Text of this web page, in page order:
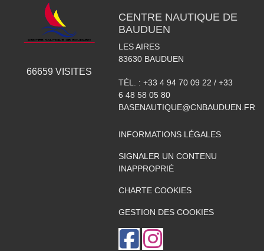
66659 VISITES
CENTRE NAUTIQUE DE
BAUDUEN
LES AIRES
83630 BAUDUEN
TÉL. : +33 4 94 70 09 22 / +33
6 48 58 05 80
BASENAUTIQUE@CNBAUDUEN.FR
INFORMATIONS LÉGALES
SIGNALER UN CONTENU
INAPPROPRIÉ
CHARTE COOKIES
GESTION DES COOKIES